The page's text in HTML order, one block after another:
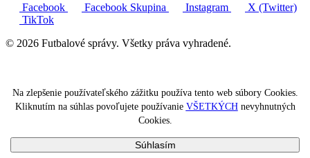
Facebook Facebook Skupina Instagram
X (Twitter)
TikTok
© 2026 Futbalové správy. Všetky práva vyhradené.
Na zlepšenie používateľského zážitku používa tento web súbory Cookies.
Kliknutím na súhlas povoľujete používanie VŠETKÝCHnevyhnutných
Cookies.
Súhlasím